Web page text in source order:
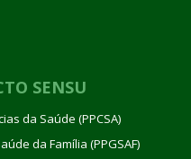
SENSU
da Saúde (PPCSA)
da Família (PPGSAF)